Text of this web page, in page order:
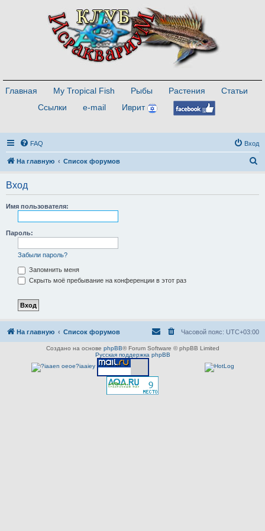
Главная My Tropical Fish Рыбы Растения
Статьи
Ссылки
e-mail Иврит
FAQ Вход
На главную Список форумов
Вход
Имя пользователя:
Пароль:
Забыли пароль?
Запомнить меня
Скрыть моё пребывание на конференции в этот раз
На главную Список форумов Часовой пояс: UTC+03:00
Создано на основе phpBB® Forum Software © phpBB Limited
Русская поддержка phpBB